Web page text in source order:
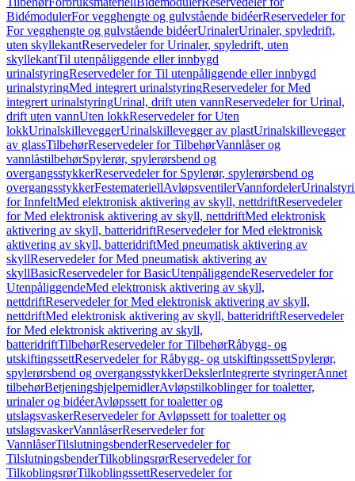
BidémodulerFor vegghengte og gulvstående bidéerReservedeler for
For vegghengte og gulvstående bidéerUrinalerUrinaler, spyledrift,
uten skyllekantReservedeler for Urinaler, spyledrift, uten
skyllekantTil utenpåliggende eller innbygd
urinalstyringReservedeler for Til utenpåliggende eller innbygd
urinalstyringMed integrert urinalstyringReservedeler for Med
integrert urinalstyringUrinal, drift uten vannReservedeler for Urinal,
drift uten vannUten lokkReservedeler for Uten
lokkUrinalskilleveggerUrinalskillevegger av plastUrinalskillevegger
av glassTilbehørReservedeler for TilbehørVannlåser og
vannlåstilbehørSpylerør, spylerørsbend og
overgangsstykkerReservedeler for Spylerør, spylerørsbend og
overgangsstykkerFestemateriellAvløpsventilerVannfordeler
for InnfeltMed elektronisk aktivering av skyll, nettdriftReservedeler
for Med elektronisk aktivering av skyll, nettdriftMed elektronisk
aktivering av skyll, batteridriftReservedeler for Med elektronisk
aktivering av skyll, batteridriftMed pneumatisk aktivering av
skyllReservedeler for Med pneumatisk aktivering av
skyllBasicReservedeler for BasicUtenpåliggendeReservedeler for
UtenpåliggendeMed elektronisk aktivering av skyll,
nettdriftReservedeler for Med elektronisk aktivering av skyll,
nettdriftMed elektronisk aktivering av skyll, batteridriftReservedeler
for Med elektronisk aktivering av skyll,
batteridriftTilbehørReservedeler for TilbehørRåbygg- og
utskiftingssettReservedeler for Råbygg- og utskiftingssettSpylerør,
spylerørsbend og overgangsstykkerDekslerIntegrerte styringerAnnet
tilbehørBetjeningshjelpemidlerAvløpstilkoblinger for toaletter,
urinaler og bidéerAvløpssett for toaletter og
utslagsvaskerReservedeler for Avløpssett for toaletter og
utslagsvaskerVannlåserReservedeler for
VannlåserTilslutningsbenderReservedeler for
TilslutningsbenderTilkoblingsrørReservedeler for
TilkoblingsrørTilkoblingssettReservedeler for